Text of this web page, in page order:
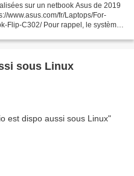
sur un netbook Asus de 2019
www.asus.com/fr/Laptops/For-
Flip-C302/ Pour rappel, le système
sous Linux